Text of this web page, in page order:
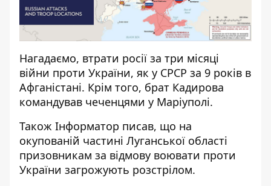
Нагадаємо, втрати росії за три місяці
війни проти України, як у СРСР за 9 років в
Афганістані. Крім того, брат Кадирова
командував чеченцями у Маріуполі.
Також Інформатор писав, що на
окупованій частині Луганської області
призовникам за відмову воювати проти
України загрожують розстрілом.